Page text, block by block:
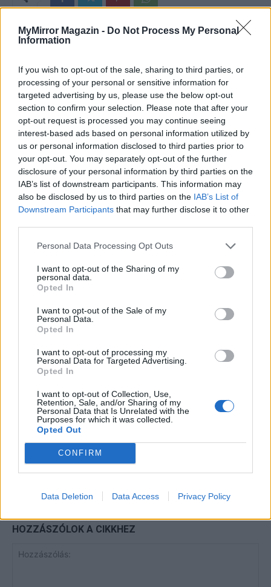
MyMirror Magazin - Do Not Process My Personal
Information
If you wish to opt-out of the sale, sharing to third parties, or
processing of your personal or sensitive information for
targeted advertising by us, please use the below opt-out
section to confirm your selection. Please note that after your
opt-out request is processed you may continue seeing
interest-based ads based on personal information utilized by
us or personal information disclosed to third parties prior to
your opt-out. You may separately opt-out of the further
disclosure of your personal information by third parties on the
IAB’s list of downstream participants. This information may
also be disclosed by us to third parties on the IAB’s List of
Downstream Participants that may further disclose it to other
Personal Data Processing Opt Outs
I want to opt-out of the Sharing of my
personal data.
Opted In
I want to opt-out of the Sale of my
Personal Data.
Opted In
I want to opt-out of processing my
Personal Data for Targeted Advertising.
Opted In
I want to opt-out of Collection, Use,
Retention, Sale, and/or Sharing of my
Personal Data that Is Unrelated with the
Purposes for which it was collected.
Opted Out
CONFIRM
Data Deletion Data Access Privacy Policy
Imre Hilda
Oktatás és nevelés területén dolgozom, de minden
szabadidőmben írok. Szeretek belesni a hétköznapok függönye
mögé és közben keresem az embert, a nőt a jól legyártott álarcok
mögött. Néha meséket is írok, de gyakrabban novellákat,
KAPCSOLÓDÓ CIKKEK TÖBB A SZERZŐTŐL
Minka 11. rész
Elyna Robbs: Adéle és az örökölt
árnyak 13. rész
HOZZÁSZÓLOK A CIKKHEZ